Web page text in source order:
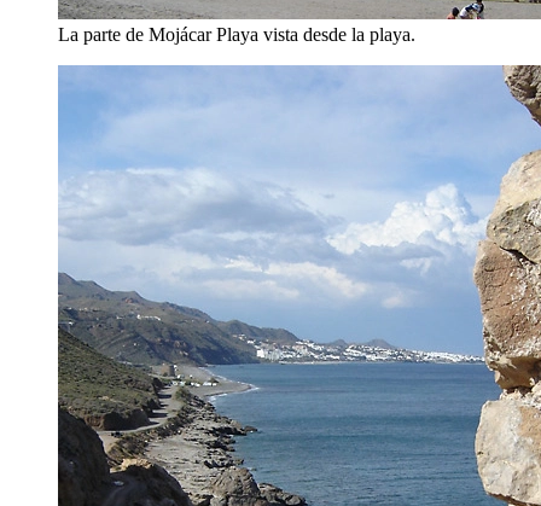
La parte de Mojácar Playa vista desde la playa.